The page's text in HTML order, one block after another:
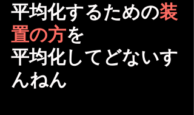
平均化するための装
置の方を
平均化してどないす
んねん